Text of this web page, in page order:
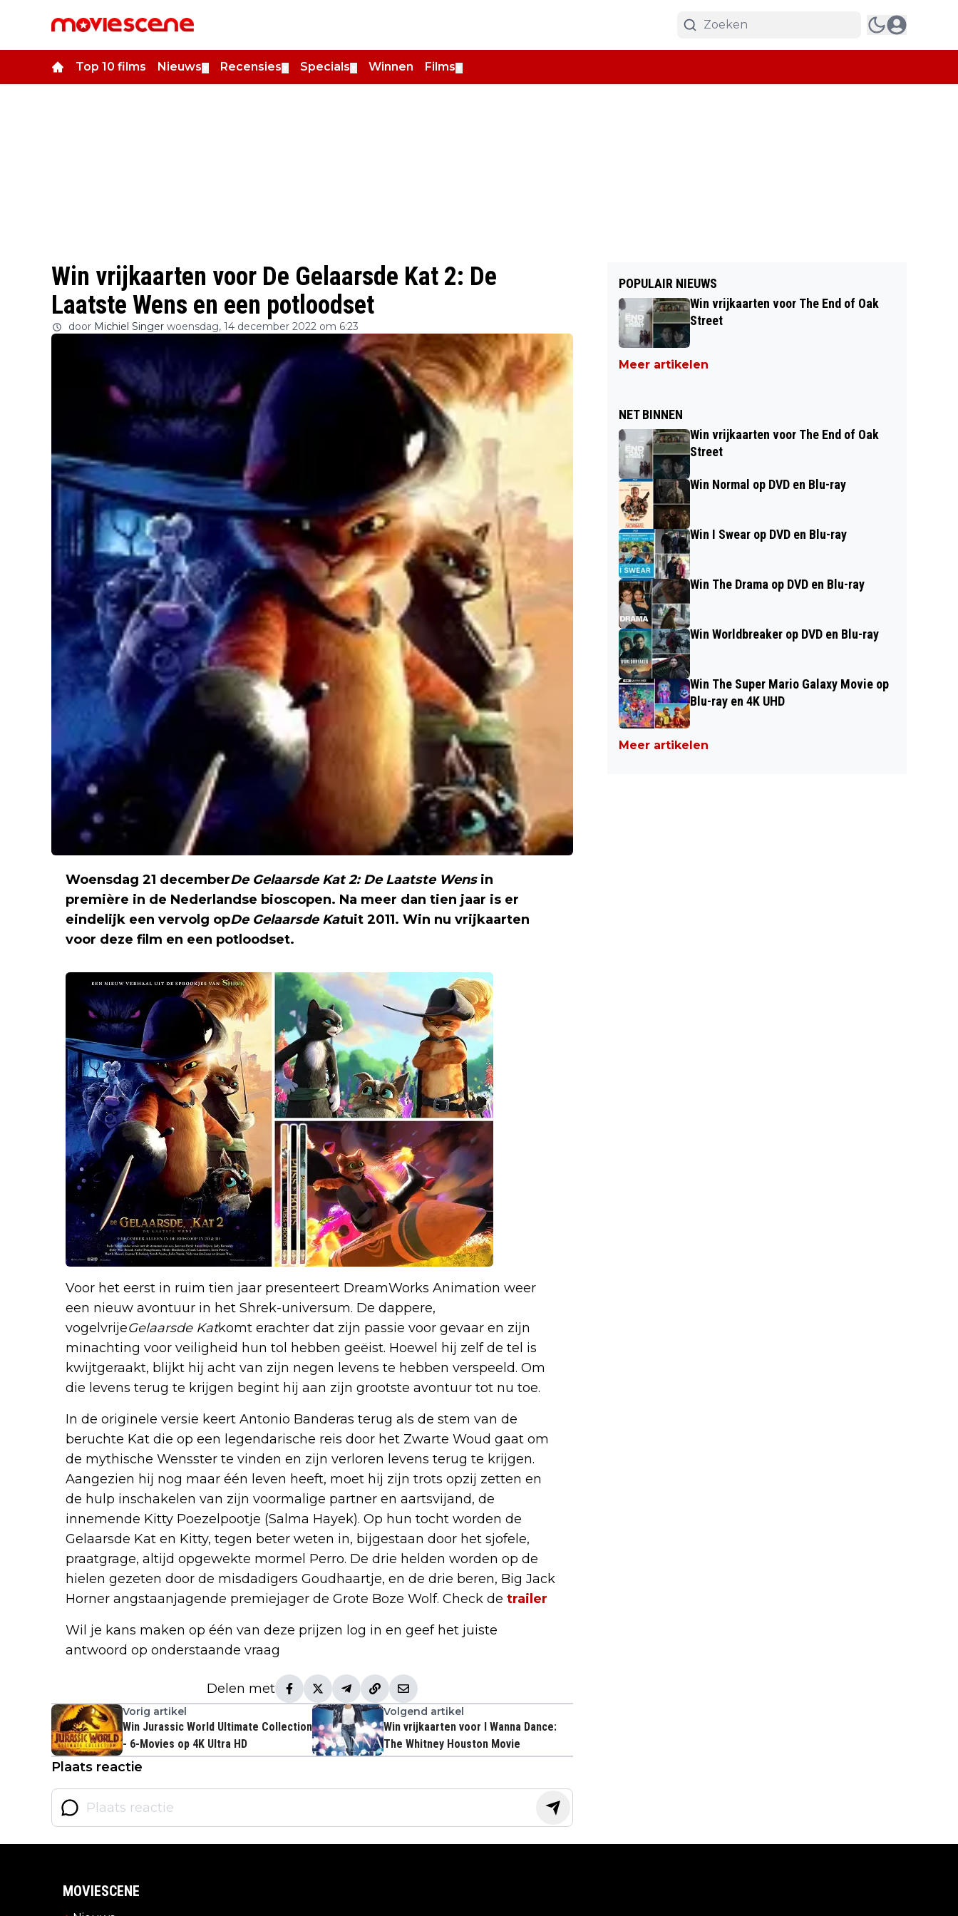
Top 10 films Nieuws Recensies Specials Winnen Films
Win vrijkaarten voor De Gelaarsde Kat 2: De
Laatste Wens en een potloodset
door Michiel Singer woensdag, 14 december 2022 om 6:23
Woensdag 21 decemberDe Gelaarsde Kat 2: De Laatste Wens in
première in de Nederlandse bioscopen. Na meer dan tien jaar is er
eindelijk een vervolg opDe Gelaarsde Katuit 2011. Win nu vrijkaarten
voor deze film en een potloodset.
Voor het eerst in ruim tien jaar presenteert DreamWorks Animation weer
een nieuw avontuur in het Shrek-universum. De dappere,
vogelvrijeGelaarsde Katkomt erachter dat zijn passie voor gevaar en zijn
minachting voor veiligheid hun tol hebben geëist. Hoewel hij zelf de tel is
kwijtgeraakt, blijkt hij acht van zijn negen levens te hebben verspeeld. Om
die levens terug te krijgen begint hij aan zijn grootste avontuur tot nu toe.
In de originele versie keert Antonio Banderas terug als de stem van de
beruchte Kat die op een legendarische reis door het Zwarte Woud gaat om
de mythische Wensster te vinden en zijn verloren levens terug te krijgen.
Aangezien hij nog maar één leven heeft, moet hij zijn trots opzij zetten en
de hulp inschakelen van zijn voormalige partner en aartsvijand, de
innemende Kitty Poezelpootje (Salma Hayek). Op hun tocht worden de
Gelaarsde Kat en Kitty, tegen beter weten in, bijgestaan door het sjofele,
praatgrage, altijd opgewekte mormel Perro. De drie helden worden op de
hielen gezeten door de misdadigers Goudhaartje, en de drie beren, Big Jack
Horner angstaanjagende premiejager de Grote Boze Wolf. Check de trailer
Wil je kans maken op één van deze prijzen log in en geef het juiste
antwoord op onderstaande vraag
Delen met
Vorig artikel
Win Jurassic World Ultimate Collection
- 6-Movies op 4K Ultra HD
Volgend artikel
Win vrijkaarten voor I Wanna Dance:
The Whitney Houston Movie
Plaats reactie
POPULAIR NIEUWS
Win vrijkaarten voor The End of Oak
Street
Meer artikelen
NET BINNEN
Win vrijkaarten voor The End of Oak
Street
Win Normal op DVD en Blu-ray
Win I Swear op DVD en Blu-ray
Win The Drama op DVD en Blu-ray
Win Worldbreaker op DVD en Blu-ray
Win The Super Mario Galaxy Movie op
Blu-ray en 4K UHD
Meer artikelen
MOVIESCENE